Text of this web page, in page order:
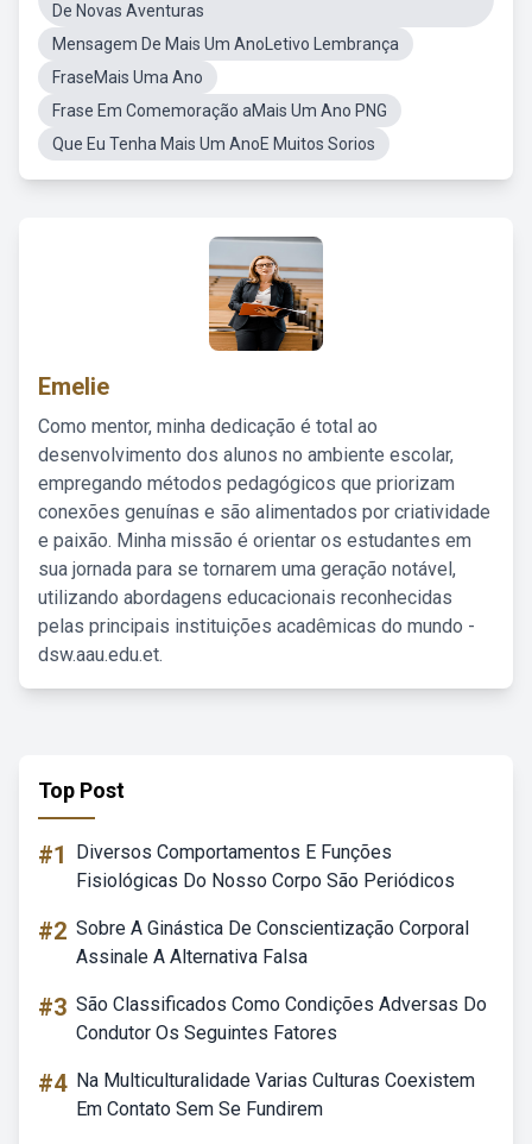
De Novas Aventuras
Mensagem De Mais Um AnoLetivo Lembrança
FraseMais Uma Ano
Frase Em Comemoração aMais Um Ano PNG
Que Eu Tenha Mais Um AnoE Muitos Sorios
Emelie
Como mentor, minha dedicação é total ao
desenvolvimento dos alunos no ambiente escolar,
empregando métodos pedagógicos que priorizam
conexões genuínas e são alimentados por criatividade
e paixão. Minha missão é orientar os estudantes em
sua jornada para se tornarem uma geração notável,
utilizando abordagens educacionais reconhecidas
pelas principais instituições acadêmicas do mundo -
dsw.aau.edu.et.
Top Post
#1
Diversos Comportamentos E Funções
Fisiológicas Do Nosso Corpo São Periódicos
#2 Sobre A Ginástica De Conscientização Corporal
Assinale A Alternativa Falsa
#3 São Classificados Como Condições Adversas Do
Condutor Os Seguintes Fatores
#4 Na Multiculturalidade Varias Culturas Coexistem
Em Contato Sem Se Fundirem